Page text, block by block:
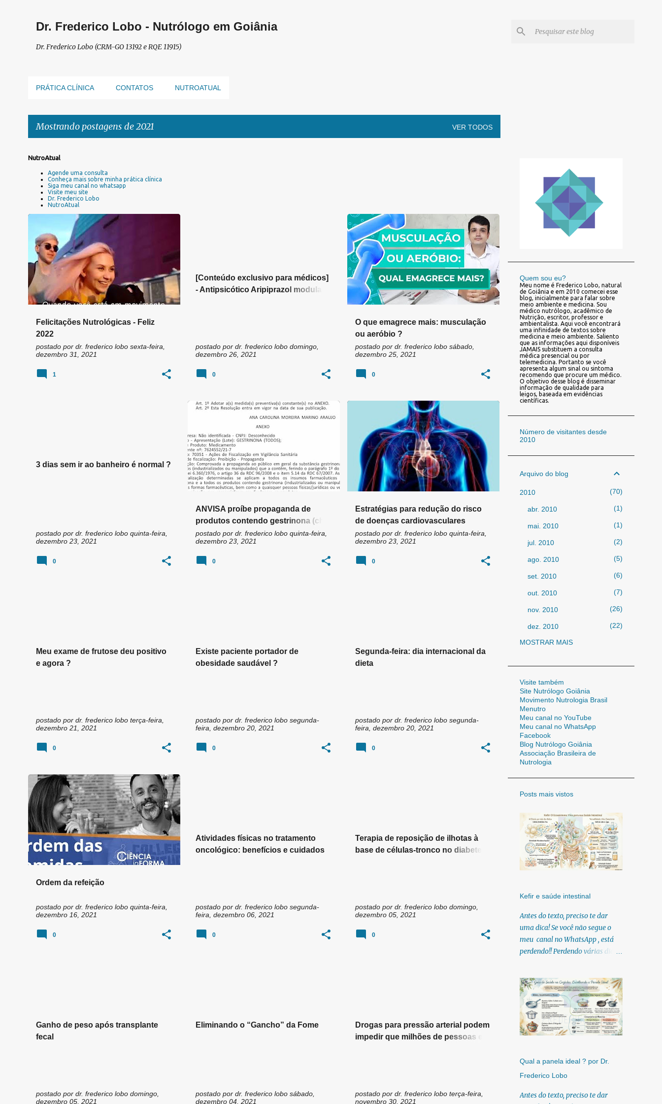
Dr. Frederico Lobo - Nutrólogo em Goiânia
Dr. Frederico Lobo (CRM-GO 13192 e RQE 11915)
PRÁTICA CLÍNICA CONTATOS NUTROATUAL
Mostrando postagens de 2021 VER TODOS
P
NutroAtual
Agende uma consulta
Conheça mais sobre minha prática clínica
Siga meu canal no whatsapp
Visite meu site
Dr. Frederico Lobo
NutroAtual
Felicitações Nutrológicas - Feliz
2022
postado por dr. frederico lobo sexta-feira,
dezembro 31, 2021
FELIZ ANO NOVO
NUTRÓLOGO
NUTROLOGO GOIANIA
1
[Conteúdo exclusivo para médicos]
- Antipsicótico Aripiprazol modula o
postado por dr. frederico lobo domingo,
dezembro 26, 2021
0
O que emagrece mais: musculação
ou aeróbio ?
postado por dr. frederico lobo sábado,
dezembro 25, 2021
0
3 dias sem ir ao banheiro é normal ?
postado por dr. frederico lobo quinta-feira,
dezembro 23, 2021
0
ANVISA proíbe propaganda de
produtos contendo gestrinona (chip
da beleza)
postado por dr. frederico lobo quinta-feira,
dezembro 23, 2021
CHIP DA BELEZA +5
0
Estratégias para redução do risco
de doenças cardiovasculares
postado por dr. frederico lobo quinta-feira,
dezembro 23, 2021
ACIDENTE VASCULAR CEREBRAL
0
Meu exame de frutose deu positivo
e agora ?
postado por dr. frederico lobo terça-feira,
dezembro 21, 2021
0
Existe paciente portador de
obesidade saudável ?
postado por dr. frederico lobo segunda-
feira, dezembro 20, 2021
0
Segunda-feira: dia internacional da
dieta
postado por dr. frederico lobo segunda-
feira, dezembro 20, 2021
0
Ordem da refeição
postado por dr. frederico lobo quinta-feira,
dezembro 16, 2021
0
Atividades físicas no tratamento
oncológico: benefícios e cuidados
postado por dr. frederico lobo segunda-
feira, dezembro 06, 2021
0
Terapia de reposição de ilhotas à
base de células-tronco no diabetes:
postado por dr. frederico lobo domingo,
dezembro 05, 2021
0
Ganho de peso após transplante
fecal
postado por dr. frederico lobo domingo,
dezembro 05, 2021
Eliminando o “Gancho” da Fome
postado por dr. frederico lobo sábado,
dezembro 04, 2021
Drogas para pressão arterial podem
impedir que milhões de pessoas em
postado por dr. frederico lobo terça-feira,
novembro 30, 2021
Quem sou eu?
Meu nome é Frederico Lobo, natural
de Goiânia e em 2010 comecei esse
blog, inicialmente para falar sobre
meio ambiente e medicina. Sou
médico nutrólogo, acadêmico de
Nutrição, escritor, professor e
ambientalista. Aqui você encontrará
uma infinidade de textos sobre
medicina e meio ambiente. Saliento
que as informações aqui disponíveis
JAMAIS substituem a consulta
médica presencial ou por
telemedicina. Portanto se você
apresenta algum sinal ou sintoma
recomendo que procure um médico.
O objetivo desse blog é disseminar
informação de qualidade para
leigos, baseada em evidências
científicas.
Número de visitantes desde
2010
Arquivo do blog
2010 70
abr. 2010 1
mai. 2010 1
jul. 2010 2
ago. 2010 5
set. 2010 6
out. 2010 7
nov. 2010 26
dez. 2010 22
2011
mar. 2011
abr. 2011
mai. 2011
jun. 2011
jul. 2011
ago. 2011 22
set. 2011
nov. 2011 12
dez. 2011 19
2012 111
fev. 2012
mar. 2012
abr. 2012
11
jul. 2012 1
ago. 2012 2
set. 2012 17
out. 2012 3
dez. 2012
2013
jan. 2013
MOSTRAR MAIS
Visite também
Site Nutrólogo Goiânia
Movimento Nutrologia Brasil
Menutro
Meu canal no YouTube
Meu canal no WhatsApp
Facebook
Blog Nutrólogo Goiânia
Associação Brasileira de
Nutrologia
Posts mais vistos
Kefir e saúde intestinal
Antes do texto, preciso te dar
uma dica! Se você não segue o
meu canal no WhatsApp , está
perdendo!! Perdendo várias dicas,
infográficos, o link para
download dos meus e-books.
Para acessar clique no link:
https://whatsapp.com/channel/0
029Vb6U4AqKgsNzkBhubA40
diretos e práticos sobre saúde,
baseadas em ciência de verdade,
Qual a panela ideal ? por Dr.
Frederico Lobo
Antes do texto, preciso te dar